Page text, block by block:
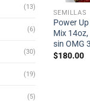
(13)
(6)
(30)
(19)
(5)
SEMILLAS
Power
Mix
sin OMG
$180.00